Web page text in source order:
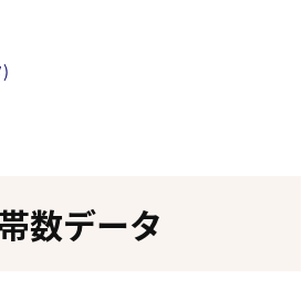
数データ